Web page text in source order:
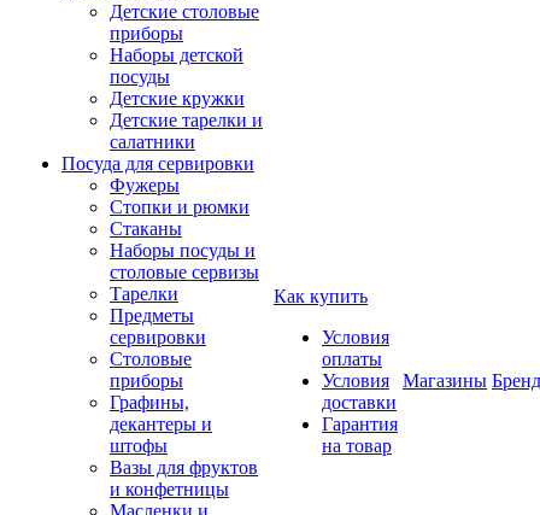
Детские столовые
приборы
Наборы детской
посуды
Детские кружки
Детские тарелки и
салатники
Посуда для сервировки
Фужеры
Стопки и рюмки
Стаканы
Наборы посуды и
столовые сервизы
Тарелки
Предметы
сервировки
Столовые
приборы
Графины,
декантеры и
штофы
Вазы для фруктов
и конфетницы
Масленки и
Как купить
Условия
оплаты
Условия
доставки
Гарантия
на товар
Магазины